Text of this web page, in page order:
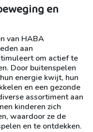
en
van HABA
aan
om actief te
Door buitenspelen
energie kwijt, hun
en een gezonde
assortiment aan
kinderen zich
waardoor ze de
en te ontdekken.